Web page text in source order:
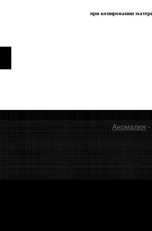
при копировании
Аномалия -